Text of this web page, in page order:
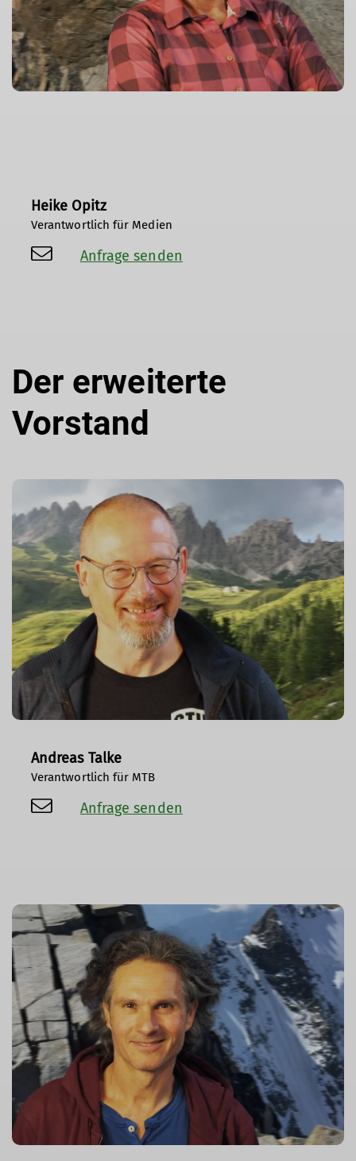
Heike Opitz
Verantwortlich für Medien
Anfrage senden
Der erweiterte
Vorstand
Andreas Talke
Verantwortlich für MTB
Anfrage senden